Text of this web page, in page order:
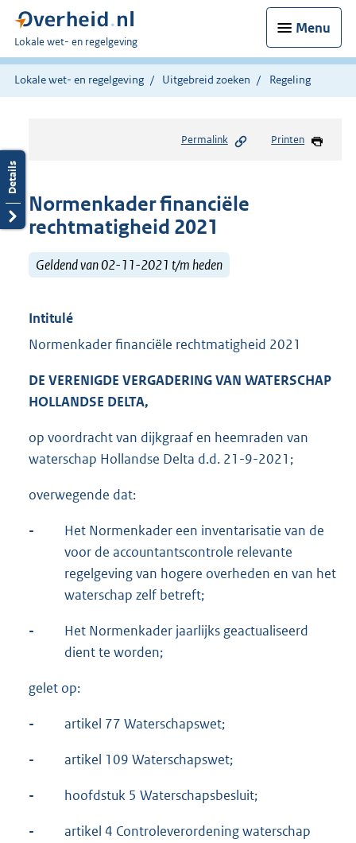
Menu
U
bent
hier:
Lokale wet- en regelgeving
Lokale wet- en regelgeving Uitgebreid zoeken Regeling
Permalink Printen
Normenkader financiële
rechtmatigheid 2021
Geldend van 02-11-2021 t/m heden
Intitulé
Normenkader financiële rechtmatigheid 2021
DE VERENIGDE VERGADERING VAN WATERSCHAP
HOLLANDSE DELTA,
op voordracht van dijkgraaf en heemraden van
waterschap Hollandse Delta d.d. 21-9-2021;
overwegende dat:
-
Het Normenkader een inventarisatie van de
voor de accountantscontrole relevante
regelgeving van hogere overheden en van het
waterschap zelf betreft;
-
Het Normenkader jaarlijks geactualiseerd
dient te worden;
gelet op:
- artikel 77 Waterschapswet;
- artikel 109 Waterschapswet;
- hoofdstuk 5 Waterschapsbesluit;
-
artikel 4 Controleverordening waterschap